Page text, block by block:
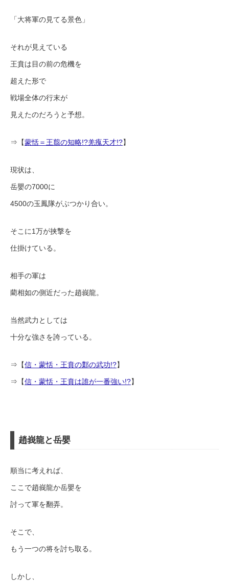
「大将軍の見てる景色」
それが見えている
王賁は目の前の危機を
超えた形で
戦場全体の行末が
見えたのだろうと予想。
⇒【蒙恬＝王翦の知略!?羌瘣天才!?】
現状は、
岳嬰の7000に
4500の玉鳳隊がぶつかり合い。
そこに1万が挟撃を
仕掛けている。
相手の軍は
藺相如の側近だった趙峩龍。
当然武力としては
十分な強さを誇っている。
⇒【信・蒙恬・王賁の鄴の武功!?】
⇒【信・蒙恬・王賁は誰が一番強い!?】
趙峩龍と岳嬰
順当に考えれば、
ここで趙峩龍か岳嬰を
討って軍を翻弄。
そこで、
もう一つの将を討ち取る。
しかし、